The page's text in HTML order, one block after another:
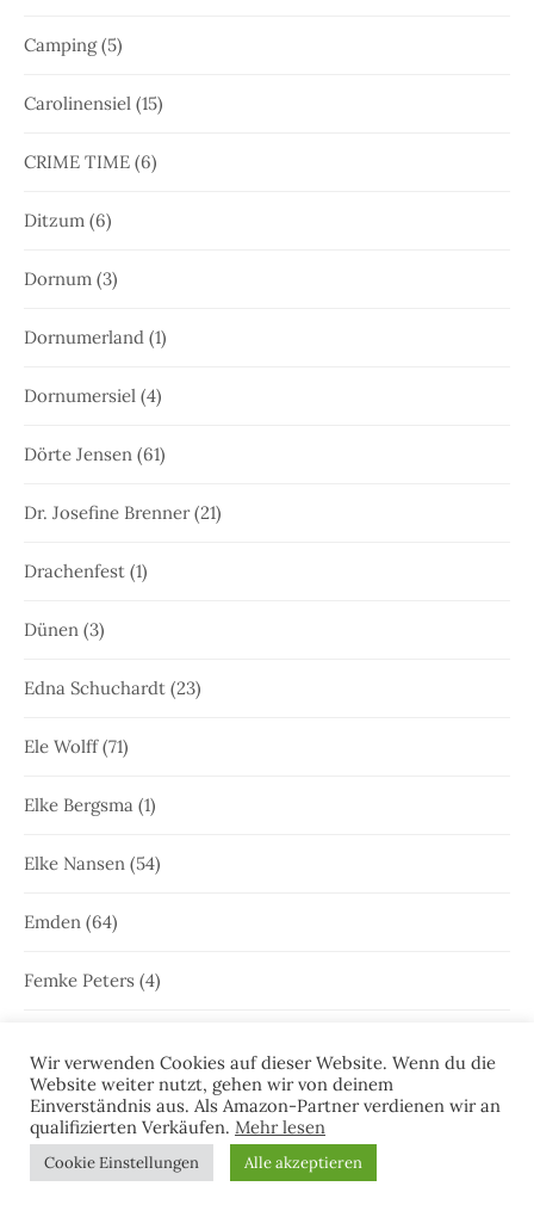
Camping(5)
Carolinensiel (15)
CRIME TIME (6)
Ditzum (6)
Dornum (3)
Dornumerland (1)
Dornumersiel (4)
Dörte Jensen (61)
Dr. Josefine Brenner(21)
Drachenfest (1)
Dünen (3)
Edna Schuchardt (23)
Ele Wolff(71)
Elke Bergsma (1)
Elke Nansen (54)
Emden (64)
Femke Peters (4)
Friesenkrimi(1.001)
Geschichte Ostfrieslands (2)
Wir verwenden Cookies auf dieser Website. Wenn du die
Website weiter nutzt, gehen wir von deinem
Einverständnis aus. Als Amazon-Partner verdienen wir an
qualifizierten Verkäufen. Mehr lesen
Cookie Einstellungen Alle akzeptieren